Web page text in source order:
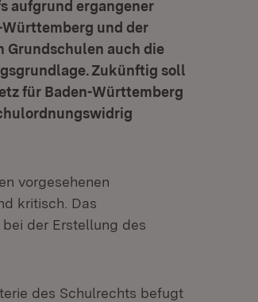
aufgrund ergangener
und der
Grundschulen auch die
Zukünftig soll
für Baden-Württemberg
vorgesehenen
kritisch. Das
der Erstellung des
des Schulrechts befugt